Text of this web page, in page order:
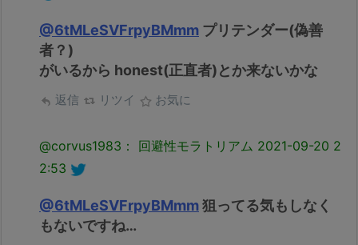
@6tMLeSVFrpyBMmm プリテンダー(偽善
者？)
がいるから honest(正直者)とか来ないかな
返信 リツイ お気に
@corvus1983： 回避性モラトリアム 2021-09-20 2
2:53
@6tMLeSVFrpyBMmm狙ってる気もしなく
もないですね…